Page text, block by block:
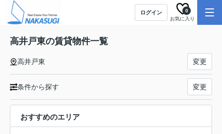
ログイン
お気に入り
0
高井戸東の賃貸物件一覧
高井戸東 変更
条件から探す 変更
おすすめのエリア